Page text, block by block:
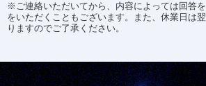
※ご連絡いただいてから、内容によっては回答
をいただくこともございます。また、休業日は
りますのでご了承ください。